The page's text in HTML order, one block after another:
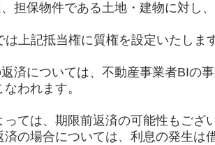
担保物件である土地・建物に対し
は上記抵当権に質権を設定いたしま
済については、不動産事業者BIの
われます。
ては、期限前返済の可能性もござ
の場合については、利息の発生は